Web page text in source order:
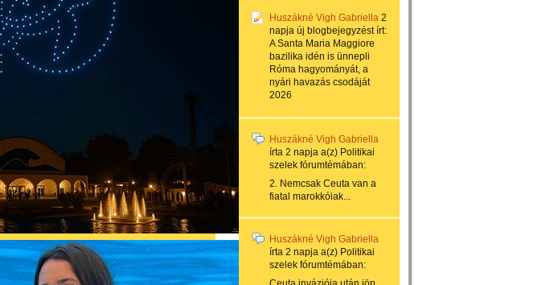
Huszákné Vigh Gabriella 2
napja új blogbejegyzést írt:
A Santa Maria Maggiore
bazilika idén is ünnepli
Róma hagyományát, a
nyári havazás csodáját
2026
Huszákné Vigh Gabriella
írta 2 napja a(z) Politikai
szelek fórumtémában:
2. Nemcsak Ceuta van a
fiatal marokkóiak...
Huszákné Vigh Gabriella
írta 2 napja a(z) Politikai
szelek fórumtémában: